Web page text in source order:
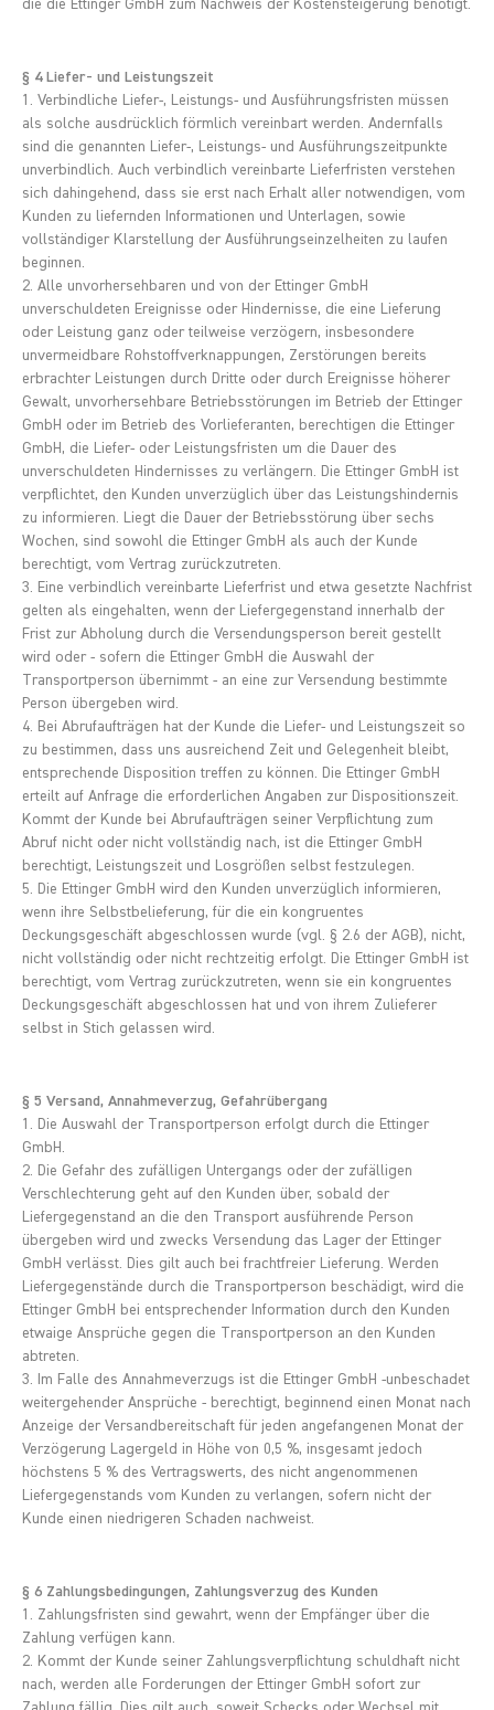
die die Ettinger GmbH zum Nachweis der Kostensteigerung benötigt.
§ 4 Liefer- und Leistungszeit
1. Verbindliche Liefer-, Leistungs- und Ausführungsfristen müssen
als solche ausdrücklich förmlich vereinbart werden. Andernfalls
sind die genannten Liefer-, Leistungs- und Ausführungszeitpunkte
unverbindlich. Auch verbindlich vereinbarte Lieferfristen verstehen
sich dahingehend, dass sie erst nach Erhalt aller notwendigen, vom
Kunden zu liefernden Informationen und Unterlagen, sowie
vollständiger Klarstellung der Ausführungseinzelheiten zu laufen
beginnen.
2. Alle unvorhersehbaren und von der Ettinger GmbH
unverschuldeten Ereignisse oder Hindernisse, die eine Lieferung
oder Leistung ganz oder teilweise verzögern, insbesondere
unvermeidbare Rohstoffverknappungen, Zerstörungen bereits
erbrachter Leistungen durch Dritte oder durch Ereignisse höherer
Gewalt, unvorhersehbare Betriebsstörungen im Betrieb der Ettinger
GmbH oder im Betrieb des Vorlieferanten, berechtigen die Ettinger
GmbH, die Liefer- oder Leistungsfristen um die Dauer des
unverschuldeten Hindernisses zu verlängern. Die Ettinger GmbH ist
verpflichtet, den Kunden unverzüglich über das Leistungshindernis
zu informieren. Liegt die Dauer der Betriebsstörung über sechs
Wochen, sind sowohl die Ettinger GmbH als auch der Kunde
berechtigt, vom Vertrag zurückzutreten.
3. Eine verbindlich vereinbarte Lieferfrist und etwa gesetzte Nachfrist
gelten als eingehalten, wenn der Liefergegenstand innerhalb der
Frist zur Abholung durch die Versendungsperson bereit gestellt
wird oder - sofern die Ettinger GmbH die Auswahl der
Transportperson übernimmt - an eine zur Versendung bestimmte
Person übergeben wird.
4. Bei Abrufaufträgen hat der Kunde die Liefer- und Leistungszeit so
zu bestimmen, dass uns ausreichend Zeit und Gelegenheit bleibt,
entsprechende Disposition treffen zu können. Die Ettinger GmbH
erteilt auf Anfrage die erforderlichen Angaben zur Dispositionszeit.
Kommt der Kunde bei Abrufaufträgen seiner Verpflichtung zum
Abruf nicht oder nicht vollständig nach, ist die Ettinger GmbH
berechtigt, Leistungszeit und Losgrößen selbst festzulegen.
5. Die Ettinger GmbH wird den Kunden unverzüglich informieren,
wenn ihre Selbstbelieferung, für die ein kongruentes
Deckungsgeschäft abgeschlossen wurde (vgl. § 2.6 der AGB), nicht,
nicht vollständig oder nicht rechtzeitig erfolgt. Die Ettinger GmbH ist
berechtigt, vom Vertrag zurückzutreten, wenn sie ein kongruentes
Deckungsgeschäft abgeschlossen hat und von ihrem Zulieferer
selbst in Stich gelassen wird.
§ 5 Versand, Annahmeverzug, Gefahrübergang
1. Die Auswahl der Transportperson erfolgt durch die Ettinger
GmbH.
2. Die Gefahr des zufälligen Untergangs oder der zufälligen
Verschlechterung geht auf den Kunden über, sobald der
Liefergegenstand an die den Transport ausführende Person
übergeben wird und zwecks Versendung das Lager der Ettinger
GmbH verlässt. Dies gilt auch bei frachtfreier Lieferung. Werden
Liefergegenstände durch die Transportperson beschädigt, wird die
Ettinger GmbH bei entsprechender Information durch den Kunden
etwaige Ansprüche gegen die Transportperson an den Kunden
abtreten.
3. Im Falle des Annahmeverzugs ist die Ettinger GmbH -unbeschadet
weitergehender Ansprüche - berechtigt, beginnend einen Monat nach
Anzeige der Versandbereitschaft für jeden angefangenen Monat der
Verzögerung Lagergeld in Höhe von 0,5 %, insgesamt jedoch
höchstens 5 % des Vertragswerts, des nicht angenommenen
Liefergegenstands vom Kunden zu verlangen, sofern nicht der
Kunde einen niedrigeren Schaden nachweist.
§ 6 Zahlungsbedingungen, Zahlungsverzug des Kunden
1. Zahlungsfristen sind gewahrt, wenn der Empfänger über die
Zahlung verfügen kann.
2. Kommt der Kunde seiner Zahlungsverpflichtung schuldhaft nicht
nach, werden alle Forderungen der Ettinger GmbH sofort zur